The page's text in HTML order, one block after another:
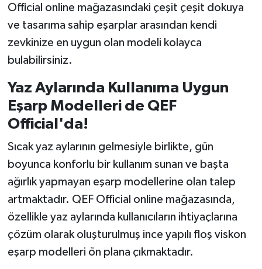
Official online mağazasındaki çeşit çeşit dokuya
ve tasarıma sahip eşarplar arasından kendi
zevkinize en uygun olan modeli kolayca
bulabilirsiniz.
Yaz Aylarında Kullanıma Uygun
Eşarp Modelleri de QEF
Official'da!
Sıcak yaz aylarının gelmesiyle birlikte, gün
boyunca konforlu bir kullanım sunan ve başta
ağırlık yapmayan eşarp modellerine olan talep
artmaktadır. QEF Official online mağazasında,
özellikle yaz aylarında kullanıcıların ihtiyaçlarına
çözüm olarak oluşturulmuş ince yapılı floş viskon
eşarp modelleri ön plana çıkmaktadır.